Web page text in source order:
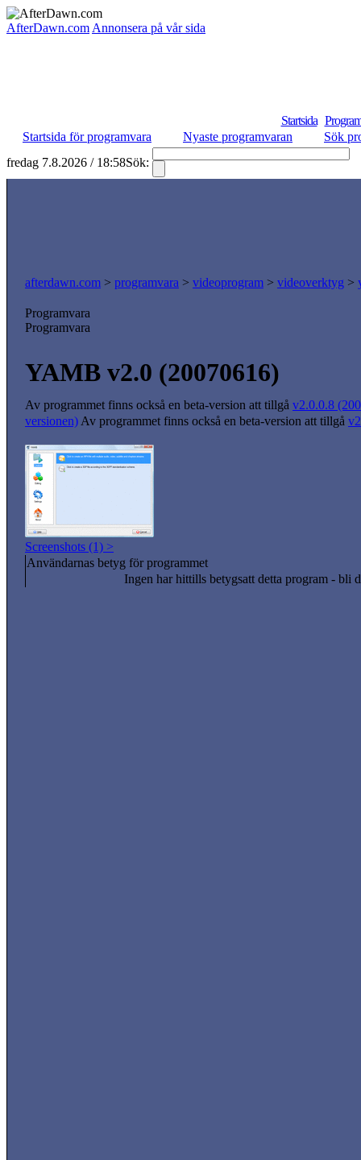
AfterDawn.com Annonsera på vår sida
Startsida
Startsida för programvara
Nyaste programvaran
Sök
fredag 7.8.2026 / 18:58Sök:
afterdawn.com > programvara > videoprogram > videoverktyg >
Programvara
Programvara
YAMB v2.0 (20070616)
Av programmet finns också en beta-version att tillgå v2.0.0.8
versionen)Av programmet finns också en beta-version att tillgå
Screenshots (1) >
Användarnas betyg för programmet
Ingen har hittills betygsatt detta program - bli